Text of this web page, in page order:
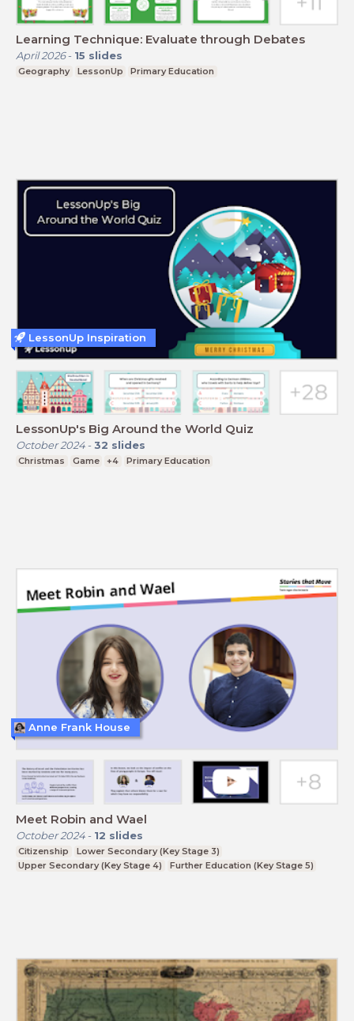
Learning Technique: Evaluate through Debates
April 2026- 15 slides
Geography LessonUp Primary Education
LessonUp's Big Around the World Quiz
October 2024- 32 slides
Christmas Game +4 Primary Education
LessonUp Inspiration
Meet Robin and Wael
October 2024- 12 slides
Citizenship
Lower Secondary (Key Stage 3)
Upper Secondary (Key Stage 4)
Further Education (Key Stage 5)
Anne Frank House